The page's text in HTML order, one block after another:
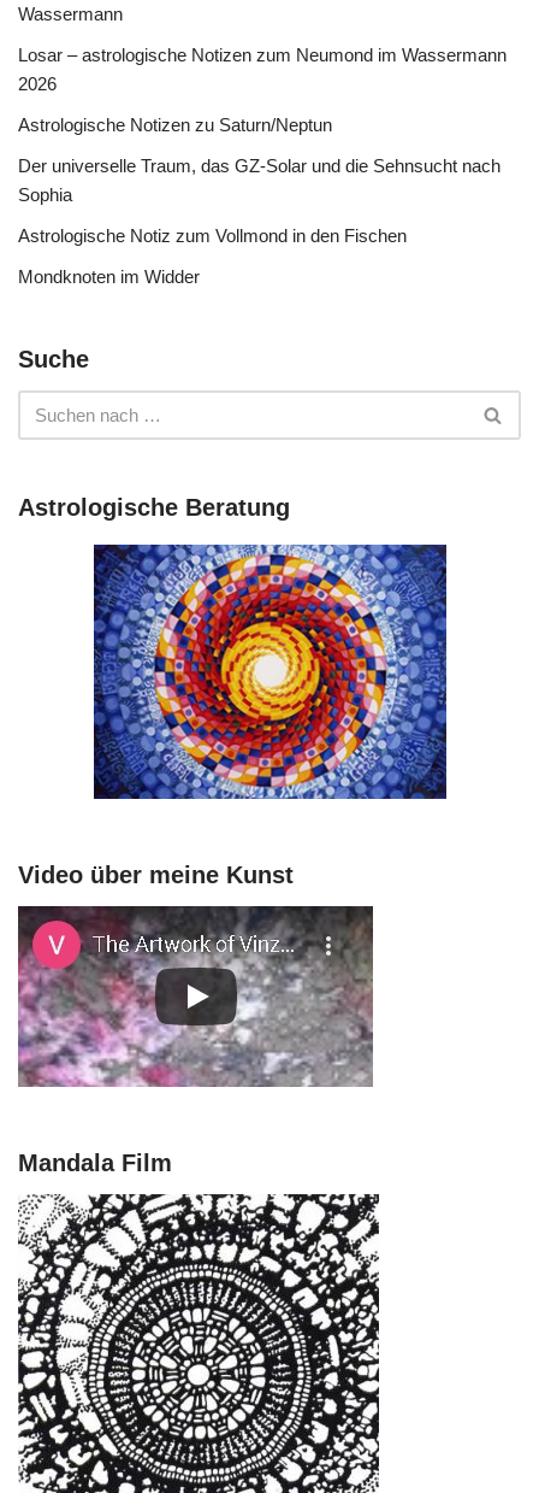
Wassermann
Losar – astrologische Notizen zum Neumond im Wassermann
2026
Astrologische Notizen zu Saturn/Neptun
Der universelle Traum, das GZ-Solar und die Sehnsucht nach
Sophia
Astrologische Notiz zum Vollmond in den Fischen
Mondknoten im Widder
Suche
Astrologische Beratung
Video über meine Kunst
Mandala Film